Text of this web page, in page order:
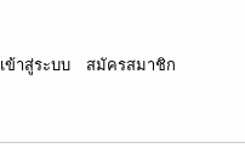
เข้าสู่ระบบ สมัครสมาชิก